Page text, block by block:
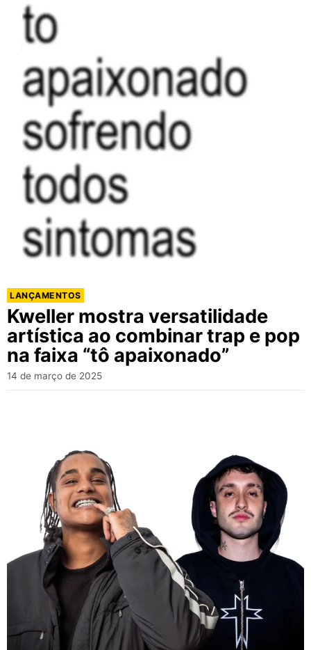
LANÇAMENTOS
Kweller mostra versatilidade
artística ao combinar trap e pop
na faixa “tô apaixonado”
14 de março de 2025